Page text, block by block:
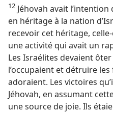
12 Jéhovah avait
en héritage à la nation
recevoir cet héritage,
une activité qui avait un
Les Israélites devaient
l’occupaient et détruire
adoraient. Les victoires
Jéhovah, en assumant
une source de joie. Ils